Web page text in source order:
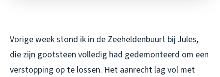
Vorige week stond ik in de Zeeheldenbuurt bij Jules,
die zijn gootsteen volledig had gedemonteerd om een
verstopping op te lossen. Het aanrecht lag vol met